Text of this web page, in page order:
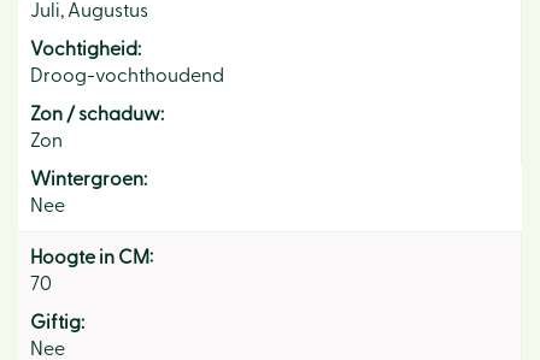
Juli, Augustus
Vochtigheid:
Droog-vochthoudend
Zon / schaduw:
Zon
Wintergroen:
Nee
Hoogte in CM:
70
Giftig:
Nee